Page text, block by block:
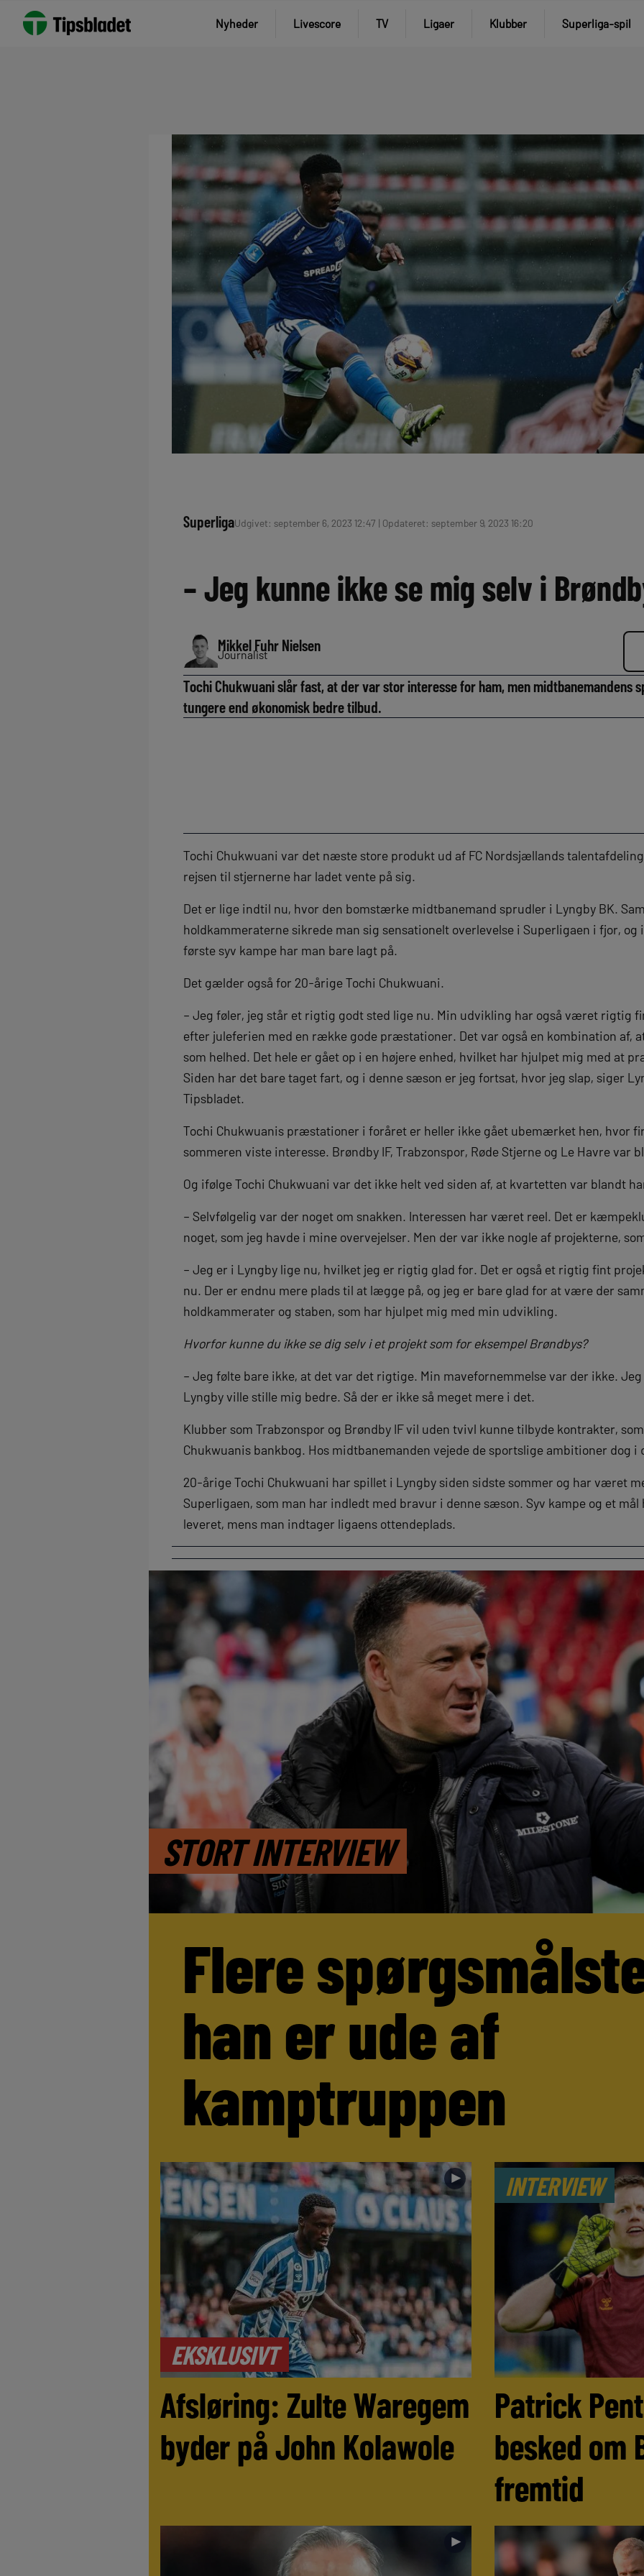
Nyheder Livescore TV Ligaer Klubber Superliga-spil
SuperligaUdgivet: september 6, 2023 12:47 | Opdateret: september 9, 2023 16:20
– Jeg kunne ikke se mig selv i
Mikkel Fuhr Nielsen
Journalist
Tochi Chukwuani slår fast, at der var stor interesse for ham, men midtbanemandens
tungere end økonomisk bedre tilbud.
Tochi Chukwuani var det næste store produkt ud af FC Nordsjællands
rejsen til stjernerne har ladet vente på sig.
Det er lige indtil nu, hvor den bomstærke midtbanemand sprudler i Lyngby BK.
holdkammeraterne sikrede man sig sensationelt overlevelse i Superligaen i fjor,
første syv kampe har man bare lagt på.
Det gælder også for 20-årige Tochi Chukwuani.
– Jeg føler, jeg står et rigtig godt sted lige nu. Min udvikling har også været rigtig
efter juleferien med en række gode præstationer. Det var også en kombination af,
som helhed. Det hele er gået op i en højere enhed, hvilket har hjulpet mig med at
Siden har det bare taget fart, og i denne sæson er jeg fortsat, hvor jeg slap, siger
Tipsbladet.
Tochi Chukwuanis præstationer i foråret er heller ikke gået ubemærket hen, hvor
sommeren viste interesse. Brøndby IF, Trabzonspor, Røde Stjerne og Le Havre var
Og ifølge Tochi Chukwuani var det ikke helt ved siden af, at kvartetten var blandt
– Selvfølgelig var der noget om snakken. Interessen har været reel. Det er
noget, som jeg havde i mine overvejelser. Men der var ikke nogle af projekterne,
– Jeg er i Lyngby lige nu, hvilket jeg er rigtig glad for. Det er også et rigtig fint
nu. Der er endnu mere plads til at lægge på, og jeg er bare glad for at være der
holdkammerater og staben, som har hjulpet mig med min udvikling.
Hvorfor kunne du ikke se dig selv i et projekt som for eksempel Brøndbys?
– Jeg følte bare ikke, at det var det rigtige. Min mavefornemmelse var der ikke.
Lyngby ville stille mig bedre. Så der er ikke så meget mere i det.
Klubber som Trabzonspor og Brøndby IF vil uden tvivl kunne tilbyde kontrakter,
Chukwuanis bankbog. Hos midtbanemanden vejede de sportslige ambitioner dog i
20-årige Tochi Chukwuani har spillet i Lyngby siden sidste sommer og har været
Superligaen, som man har indledt med bravur i denne sæson. Syv kampe og et
leveret, mens man indtager ligaens ottendeplads.
STORT INTERVIEW
Flere
han er ude af
kamptruppen
EKSKLUSIVT
►
Afsløring: Zulte Waregem
byder på John Kolawole
INTERVIEW
Patrick
besked om
fremtid
►